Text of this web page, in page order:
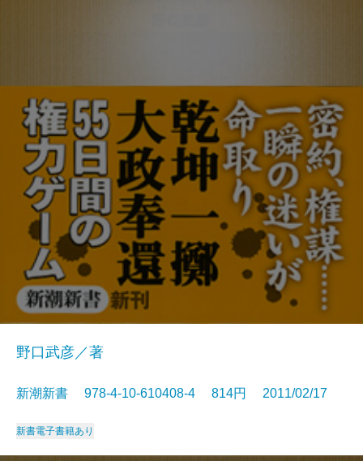
野口武彦／著
新潮新書 978-4-10-610408-4 814円 2011/02/17
新書電子書籍あり